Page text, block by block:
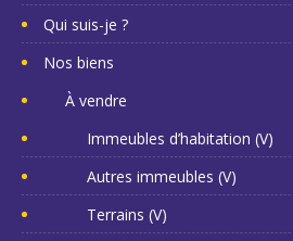
Qui suis-je ?
Nos biens
À vendre
Immeubles d’habitation (V)
Autres immeubles (V)
Terrains (V)